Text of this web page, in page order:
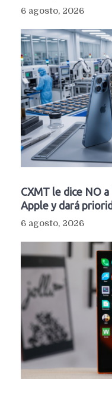
6 agosto, 2026
CXMT le dice NO
Apple y dará
6 agosto, 2026